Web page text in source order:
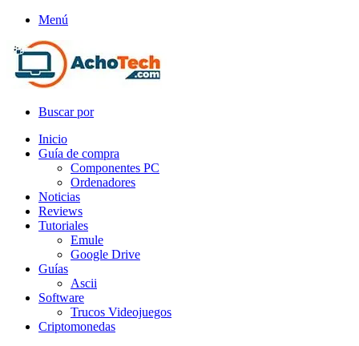
Menú
Buscar por
Inicio
Guía de compra
Componentes PC
Ordenadores
Noticias
Reviews
Tutoriales
Emule
Google Drive
Guías
Ascii
Software
Trucos Videojuegos
Criptomonedas